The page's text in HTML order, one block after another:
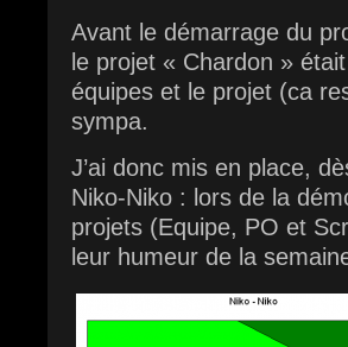
Avant le démarrage du
le projet « Chardon »
équipes et le projet (ca
sympa.
J’ai donc mis en place,
Niko-Niko : lors de la
projets (Equipe, PO et
leur humeur de la